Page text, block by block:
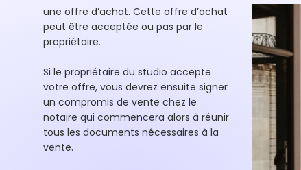
une offre d’achat. Cette offre d’achat
peut être acceptée ou pas par le
propriétaire.
Si le propriétaire du studio accepte
votre offre, vous devrez ensuite signer
un compromis de vente chez le
notaire qui commencera alors à réunir
tous les documents nécessaires à la
vente.